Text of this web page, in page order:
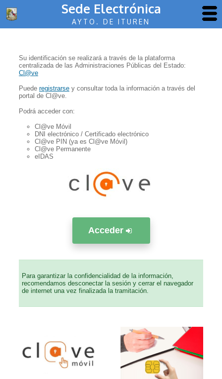
Sede Electrónica
AYTO. DE ITUREN
Su identificación se realizará a través de la plataforma
centralizada de las Administraciones Públicas del Estado:
Cl@ve
Puede registrarse y consultar toda la información a través del
portal de Cl@ve.
Podrá acceder con:
Cl@ve Móvil
DNI electrónico / Certificado electrónico
Cl@ve PIN (ya es Cl@ve Móvil)
Cl@ve Permanente
eIDAS
Acceder
Para garantizar la confidencialidad de la información,
recomendamos desconectar la sesión y cerrar el navegador
de internet una vez finalizada la tramitación.